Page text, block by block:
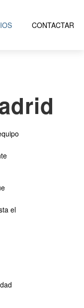
CONTACTAR
el